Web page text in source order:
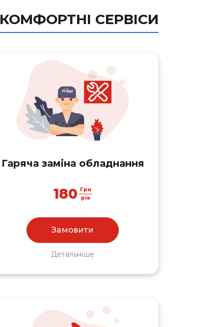
КОМФОРТНІ СЕРВІСИ
Гаряча заміна обладнання
180 Грн
рік
Замовити
Детальніше